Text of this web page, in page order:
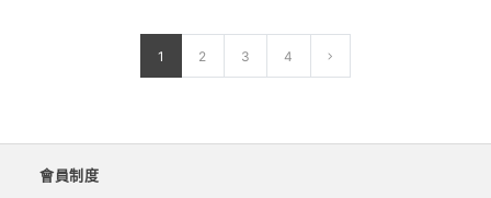
1 2 3 4
會員制度